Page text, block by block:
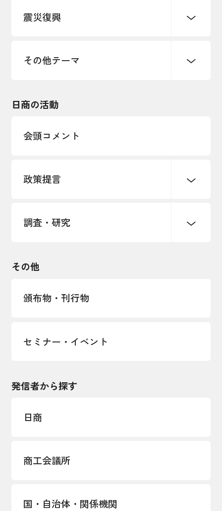
事業承継・引継ぎ支援
雇用・労働・人材確保
まちづくり
震災復興
令和６年能登半島地震関連
その他テーマ
インボイス制度
海外情報レポート
安全保障貿易管理・技術流出防止に関す
経営者保証に関するガイドライン
日商の活動
会頭コメント
政策提言
中小企業経営
国土強靭化・社会基盤整備・震災復興
調査・研究
LOBO調査
その他
頒布物・刊行物
セミナー・イベント
発信者から探す
日商
商工会議所
国・自治体・関係機関